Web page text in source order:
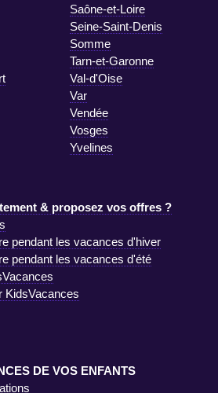
Saône-et-Loire
Seine-Saint-Denis
Somme
Tarn-et-Garonne
Val-d'Oise
Var
Vendée
Vosges
Yvelines
& proposez vos offres ?
pendant les vacances d'hiver
pendant les vacances d'été
KidsVacances
DE VOS ENFANTS